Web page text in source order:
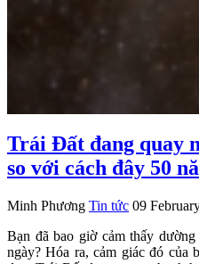
Trái Đất đang quay
so với cách đây 50
Minh Phương Tin tức 09
Bạn đã bao giờ cảm thấy
ngày? Hóa ra, cảm giác đó của